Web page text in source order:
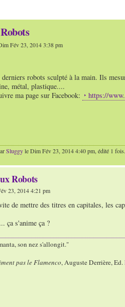
Fév 23, 2014 3:38 pm
robots sculpté à la main. Ils
métal, plastique....
ma page sur Facebook:
https://
Sluggyle Dim Fév 23, 2014 4:40 pm, édité 1 fois.
Robots
23, 2014 4:21 pm
de mettre des titres en capitales, les
ça s'anime ça ?
son nez s'allongit."
pas le Flamenco, Auguste Derrière, Ed.